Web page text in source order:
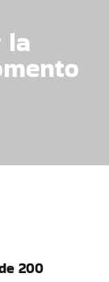
la
200